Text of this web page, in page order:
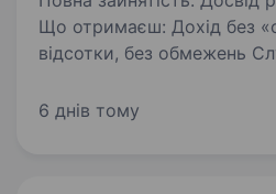
Що отримаєш: Дохід без «стелі»: фікс +
відсотки, без обмежень Службовий авто і
Роботу в стабільній
6 днів тому